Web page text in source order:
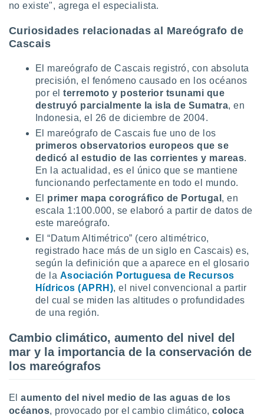
no existe", agrega el especialista.
Curiosidades relacionadas al Mareógrafo de
Cascais
El mareógrafo de Cascais registró, con absoluta
precisión, el fenómeno causado en los océanos
por elterremoto y posterior tsunami que
destruyó parcialmente la isla de Sumatra, en
Indonesia, el 26 de diciembre de 2004.
El mareógrafo de Cascais fue uno de los
primeros observatorios europeos que se
dedicó al estudio de las corrientes y mareas.
En la actualidad, es el único que se mantiene
funcionando perfectamente en todo el mundo.
El primer mapa corográfico de Portugal , en
escala 1:100.000, se elaboró a partir de datos de
este mareógrafo.
El “Datum Altimétrico” (cero altimétrico,
registrado hace más de un siglo en Cascais) es,
según la definición que a aparece en el glosario
de la Asociación Portuguesa de Recursos
Hídricos (APRH), el nivel convencional a partir
del cual se miden las altitudes o profundidades
de una región.
Cambio climático, aumento del nivel del
mar y la importancia de la conservación de
los mareógrafos
Elaumento del nivel medio de las aguas de los
océanos, provocado por el cambio climático,coloca